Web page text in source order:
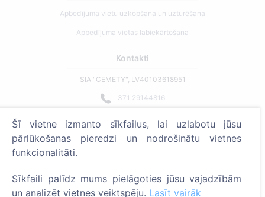
Apbedījuma vietu uzkopšana un uzturēšana
Apbedījuma vietas labiekārtošana
Kontakti
SIA "CEMETY", LV40103618951
371 29144816
Strādājam visā Latvijā!
Administratoriem
Šī vietne izmanto sīkfailus, lai uzlabotu jūsu
pārlūkošanas pieredzi un nodrošinātu vietnes
funkcionalitāti.
Sīkfaili palīdz mums pielāgoties jūsu vajadzībām
un analizēt vietnes veiktspēju. Lasīt vairāk